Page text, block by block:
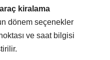
araç kiralama
dönem seçenekler
ve saat bilgisi